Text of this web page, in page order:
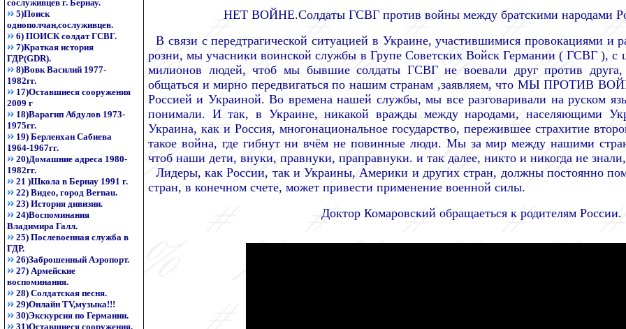
сослуживцев г. Бернау.
5)Поиск
однополчан,сослуживцев.
6) ПОИСК солдат ГСВГ.
7)Краткая история
ГДР(GDR).
8)Вовк Василий 1977-
1982гг.
17)Оставшиеся сооружения
2009 г
18)Варагип Абдулов 1973-
1975гг.
19) Берленхан Сабиева
1964-1967гг.
20)Домашние адреса 1980-
1982гг.
21 )Школа в Бернау 1991 г.
22) Видео, город Bernau.
23) История дивизии.
24)Воспоминания
Владимира Галл.
25) Послевоенная служба в
ГДР.
26)Заброшенный Аэропорт.
27) Армейские
воспоминания.
28) Солдатская песня.
29)Онлайн TV,музыка!!!
30)Экскурсия по Германии.
31)Оставшиеся сооружения.
НЕТ ВОЙНЕ.Солдаты ГСВГ против войны между братскими народами
В связи с передтрагической ситуацией в Украине, участившимися провокациями и
розни, мы учасники воинской службы в Групе Советских Войск Германии ( ГСВГ ), с
милионов людей, чтоб мы бывшие солдаты ГСВГ не воевали друг против друга,
общаться и мирно передвигаться по нашим странам ,заявляем, что МЫ ПРОТИВ
Россией и Украиной. Во времена нашей службы, мы все разговаривали на руском
понимали. И так, в Украине, никакой вражды между народами, населяющими
Украина, как и Россия, многонациональное государство, пережившее страхитие
такое война, где гибнут ни вчём не повинные люди. Мы за мир между нашими
чтоб наши дети, внуки, правнуки, праправнуки. и так далее, никто и никогда не
Лидеры, как России, так и Украины, Америки и других стран, должны постоянно
стран, в конечном счете, может привести применение военной силы.
Доктор Комаровский обращаеться к родителям России.